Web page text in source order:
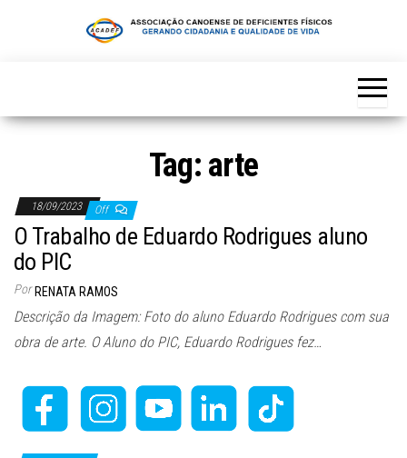
Tag: arte
18/09/2023 Off
O Trabalho de Eduardo Rodrigues aluno
do PIC
Por RENATA RAMOS
Descrição da Imagem: Foto do aluno Eduardo Rodrigues com sua
obra de arte. O Aluno do PIC, Eduardo Rodrigues fez…